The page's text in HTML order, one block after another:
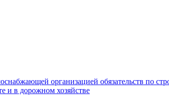
организацией обязательств по
и в дорожном хозяйстве